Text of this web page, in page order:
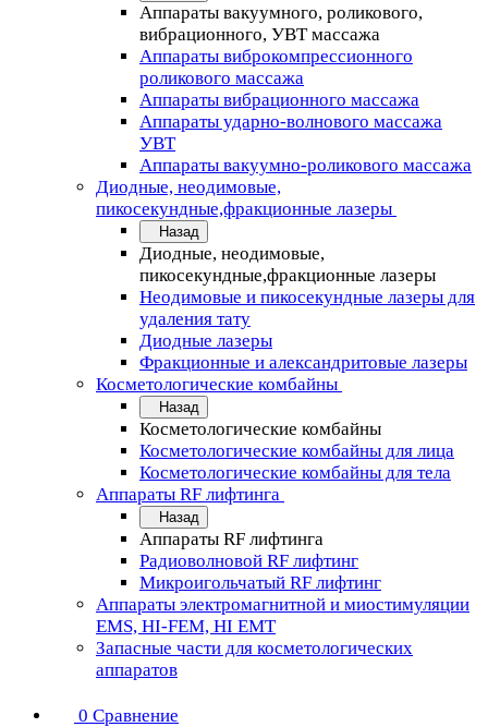
Аппараты вакуумного, роликового,
вибрационного, УВТ массажа
Аппараты виброкомпрессионного
роликового массажа
Аппараты вибрационного массажа
Аппараты ударно-волнового массажа
УВТ
Аппараты вакуумно-роликового массажа
Диодные, неодимовые,
пикосекундные,фракционные лазеры
Назад
Диодные, неодимовые,
пикосекундные,фракционные лазеры
Неодимовые и пикосекундные лазеры для
удаления тату
Диодные лазеры
Фракционные и александритовые лазеры
Косметологические комбайны
Назад
Косметологические комбайны
Косметологические комбайны для лица
Косметологические комбайны для тела
Аппараты RF лифтинга
Назад
Аппараты RF лифтинга
Радиоволновой RF лифтинг
Микроигольчатый RF лифтинг
Аппараты электромагнитной и миостимуляции
EMS, HI-FEM, HI EMT
Запасные части для косметологических
аппаратов
0 Сравнение